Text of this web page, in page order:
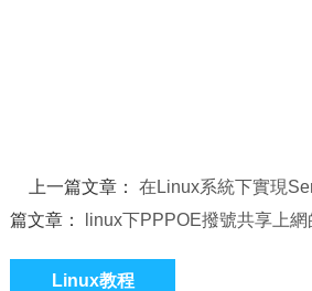
上一篇文章：在Linux系統下實現
篇文章：
linux下PPPOE撥號共享上網
Linux教程